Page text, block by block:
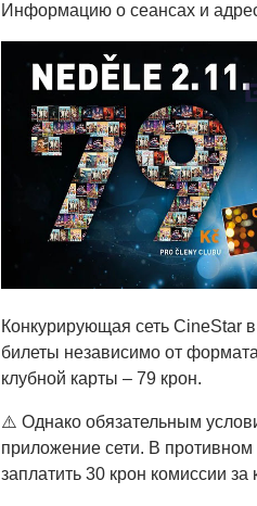
Информацию о сеансах и
Конкурирующая сеть CineStar
билеты независимо от
клубной карты – 79 крон.
⚠️ Однако обязательным
приложение сети. В противном
заплатить 30 крон комиссии за